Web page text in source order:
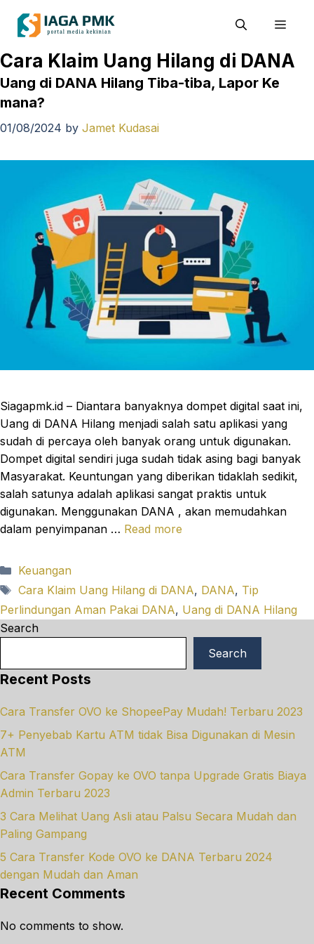
Cara Klaim Uang Hilang di DANA
Uang di DANA Hilang Tiba-tiba, Lapor Ke
mana?
01/08/2024 by Jamet Kudasai
Siagapmk.id – Diantara banyaknya dompet digital saat ini,
Uang di DANA Hilang menjadi salah satu aplikasi yang
sudah di percaya oleh banyak orang untuk digunakan.
Dompet digital sendiri juga sudah tidak asing bagi banyak
Masyarakat. Keuntungan yang diberikan tidaklah sedikit,
salah satunya adalah aplikasi sangat praktis untuk
digunakan. Menggunakan DANA , akan memudahkan
dalam penyimpanan … Read more
Categories
Keuangan
Tags
Cara Klaim Uang Hilang di DANA, DANA, Tip
Perlindungan Aman Pakai DANA, Uang di DANA Hilang
Search
Search
Recent Posts
Cara Transfer OVO ke ShopeePay Mudah! Terbaru 2023
7+ Penyebab Kartu ATM tidak Bisa Digunakan di Mesin
ATM
Cara Transfer Gopay ke OVO tanpa Upgrade Gratis Biaya
Admin Terbaru 2023
3 Cara Melihat Uang Asli atau Palsu Secara Mudah dan
Paling Gampang
5 Cara Transfer Kode OVO ke DANA Terbaru 2024
dengan Mudah dan Aman
Recent Comments
No comments to show.